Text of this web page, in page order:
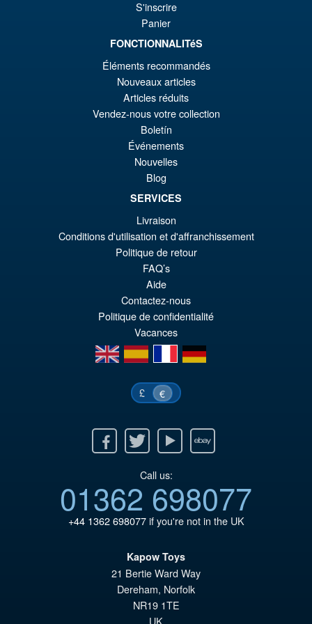
PRE ORDENA
S.H.MonsterArts Godzilla
Minus Zero (2026) Godzilla
Action Figure
PRE ORDENA
S'inscrire
Panier
FONCTIONNALITéS
Éléments recommandés
Nouveaux articles
Articles réduits
Vendez-nous votre collection
Boletín
Événements
Nouvelles
Blog
SERVICES
Livraison
Conditions d'utilisation et d'affranchissement
Politique de retour
FAQ’s
Aide
Contactez-nous
Politique de confidentialité
Vacances
en
es fr de
£ €
Twitter Youtube Ebay
Call us:
01362 698077
+44 1362 698077if you're not in the UK
Kapow Toys
21 Bertie Ward Way
Dereham, Norfolk
NR19 1TE